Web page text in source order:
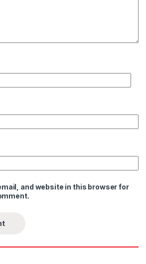
and website in this browser for